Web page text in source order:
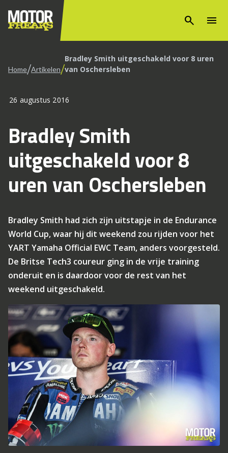
search menu
Home/Artikelen/Bradley Smith uitgeschakeld voor 8 uren
van Oschersleben
26 augustus 2016
Bradley Smith
uitgeschakeld voor 8
uren van Oschersleben
Bradley Smith had zich zijn uitstapje in de Endurance
World Cup, waar hij dit weekend zou rijden voor het
YART Yamaha Official EWC Team, anders voorgesteld.
De Britse Tech3 coureur ging in de vrije training
onderuit en is daardoor voor de rest van het
weekend uitgeschakeld.